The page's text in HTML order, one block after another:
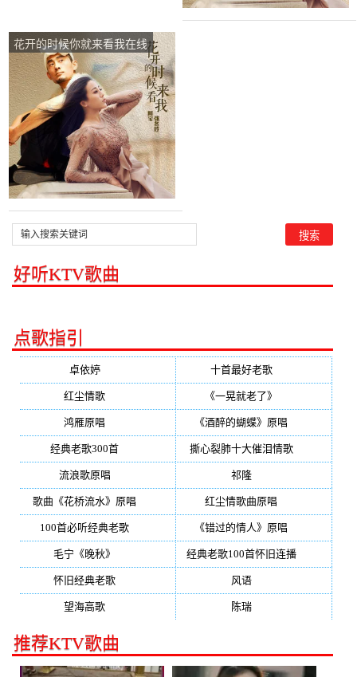
花开的时候你就来看我在线
听(原唱是阿宝/张冬玲)，漠
然演唱点播:283次
好听KTV歌曲
点歌指引
卓依婷(350) 十首最好老歌(300)
红尘情歌 《一晃就老了》
鸿雁原唱 《酒醉的蝴蝶》原唱
经典老歌300首 撕心裂肺十大催泪情歌(195)
流浪歌原唱 祁隆(188)
歌曲《花桥流水》原唱 红尘情歌曲原唱
100首必听经典老歌 《错过的情人》原唱
毛宁《晚秋》 经典老歌100首怀旧连播(134)
怀旧经典老歌 风语(132)
望海高歌 陈瑞(128)
推荐KTV歌曲